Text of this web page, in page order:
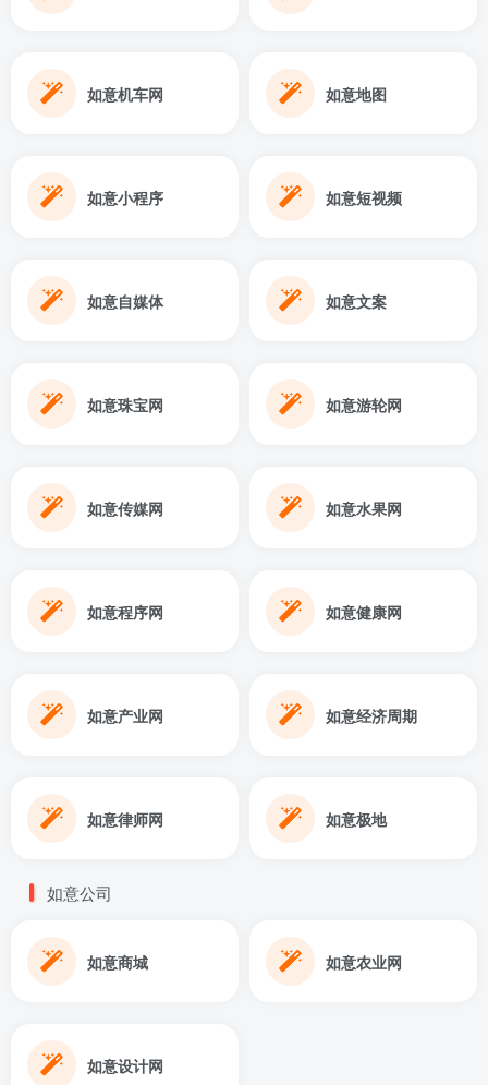
如意机车网 如意地图
如意小程序 如意短视频
如意自媒体 如意文案
如意珠宝网 如意游轮网
如意传媒网 如意水果网
如意程序网 如意健康网
如意产业网 如意经济周期
如意律师网 如意极地
如意公司
如意商城 如意农业网
如意设计网